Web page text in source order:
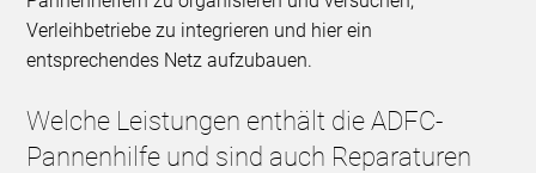
Verleihbetriebe zu integrieren und hier ein
entsprechendes Netz aufzubauen.
Welche Leistungen enthält die ADFC-
Pannenhilfe und sind auch Reparaturen